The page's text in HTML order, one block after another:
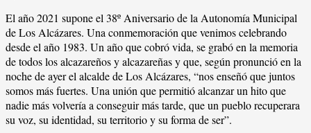
El año 2021 supone el 38º Aniversario de la Autonomía Municipal
de Los Alcázares. Una conmemoración que venimos celebrando
desde el año 1983. Un año que cobró vida, se grabó en la memoria
de todos los alcazareños y alcazareñas y que, según pronunció en la
noche de ayer el alcalde de Los Alcázares, “nos enseñó que juntos
somos más fuertes. Una unión que permitió alcanzar un hito que
nadie más volvería a conseguir más tarde, que un pueblo recuperara
su voz, su identidad, su territorio y su forma de ser”.